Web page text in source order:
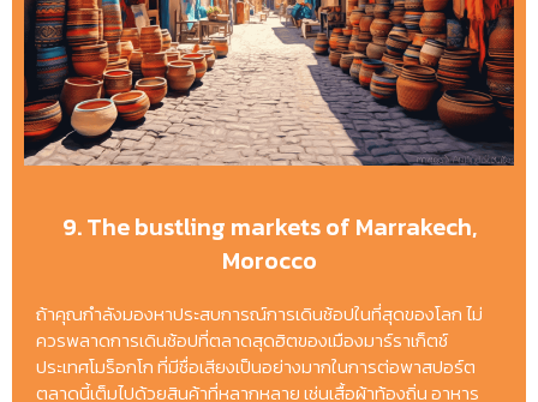
9. The bustling markets of Marrakech,
Morocco
ถ้าคุณกำลังมองหาประสบการณ์การเดินช้อปในที่สุดของโลก ไม่
ควรพลาดการเดินช้อปที่ตลาดสุดฮิตของเมืองมาร์ราเก็ตช์
ประเทศโมร็อกโก ที่มีชื่อเสียงเป็นอย่างมากในการต่อพาสปอร์ต
ตลาดนี้เต็มไปด้วยสินค้าที่หลากหลาย เช่นเสื้อผ้าท้องถิ่น อาหาร